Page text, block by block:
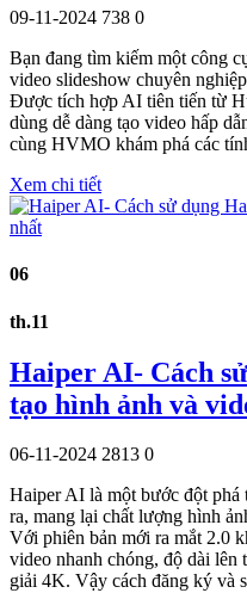
09-11-2024 738 0
Bạn đang tìm kiếm một công
video slideshow chuyên
Được tích hợp AI tiên tiến từ
dùng dễ dàng tạo video hấp
cùng HVMO khám phá các
Xem chi tiết
06
th.11
Haiper AI- Cách
tạo hình ảnh và
06-11-2024 2813 0
Haiper AI là một bước đột
ra, mang lại chất lượng hình
Với phiên bản mới ra mắt 2.0
video nhanh chóng, độ dài lên
giải 4K. Vậy cách đăng ký và